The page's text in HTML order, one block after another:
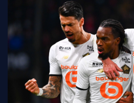
LIGUE 1
REAL MADRID
FC BARCELONE
MANCHESTER UNITED
CHELSEA
ARSENAL